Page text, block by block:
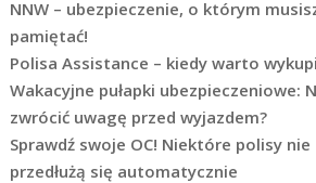
NNW – ubezpieczenie, o którym
pamiętać!
Polisa Assistance – kiedy warto
Wakacyjne pułapki ubezpieczeniowe:
zwrócić uwagę przed wyjazdem?
Sprawdź swoje OC! Niektóre polisy nie
przedłużą się automatycznie